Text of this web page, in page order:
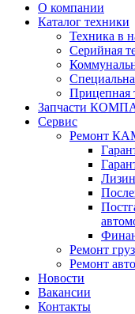
О компании
Каталог техники
Техника в
Серийная
Прицепная
Запчасти
Сервис
Ремонт
Ремонт
Ремонт
Новости
Вакансии
Контакты